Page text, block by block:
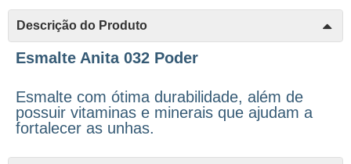
Descrição do Produto
Esmalte Anita 032 Poder
Esmalte com ótima durabilidade, além de
possuir vitaminas e minerais que ajudam a
fortalecer as unhas.